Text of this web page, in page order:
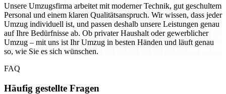
Unsere Umzugsfirma arbeitet mit moderner Technik, gut geschultem
Personal und einem klaren Qualitätsanspruch. Wir wissen, dass jeder
Umzug individuell ist, und passen deshalb unsere Leistungen genau
auf Ihre Bedürfnisse ab. Ob privater Haushalt oder gewerblicher
Umzug – mit uns ist Ihr Umzug in besten Händen und läuft genau
so, wie Sie es sich wünschen.
FAQ
Häufig gestellte Fragen